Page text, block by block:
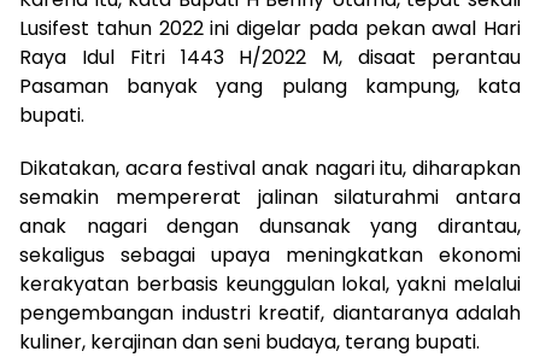
Lusifest tahun 2022 ini digelar pada pekan awal Hari
Raya Idul Fitri 1443 H/2022 M, disaat perantau
Pasaman banyak yang pulang kampung, kata
bupati.
Dikatakan, acara festival anak nagari itu, diharapkan
semakin mempererat jalinan silaturahmi antara
anak nagari dengan dunsanak yang dirantau,
sekaligus sebagai upaya meningkatkan ekonomi
kerakyatan berbasis keunggulan lokal, yakni melalui
pengembangan industri kreatif, diantaranya adalah
kuliner, kerajinan dan seni budaya, terang bupati.